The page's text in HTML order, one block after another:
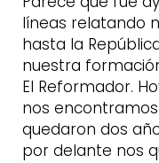
líneas relatando
hasta la
nuestra
El Reformador.
nos
quedaron dos
por delante nos